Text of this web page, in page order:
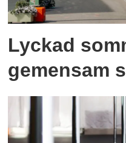
Lyckad
gemensam